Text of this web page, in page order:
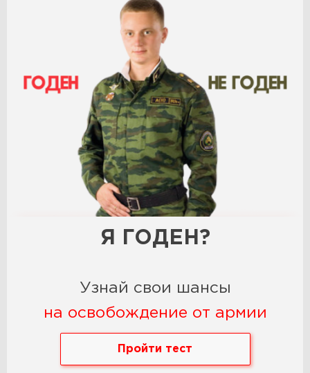
Я ГОДЕН?
Узнай свои шансы
на освобождение от армии
Пройти тест